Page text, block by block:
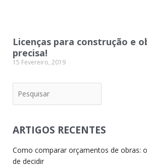
Licenças para construção e
precisa!
15 Fevereiro, 2019
ARTIGOS RECENTES
Como comparar orçamentos de obras:
de decidir